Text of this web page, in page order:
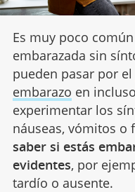
Es muy poco
embarazada sin
pueden pasar por el
embarazo en
experimentar los
náuseas, vómitos o
saber si estás
evidentes, por
tardío o ausente.